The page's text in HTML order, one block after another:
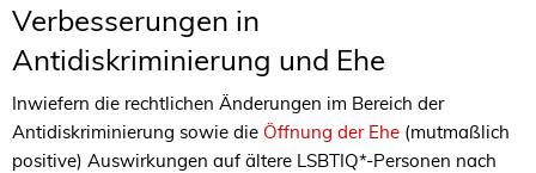
Verbesserungen in
Antidiskriminierung und Ehe
Inwiefern die rechtlichen Änderungen im Bereich der
Antidiskriminierung sowie die Öffnung der Ehe (mutmaßlich
positive) Auswirkungen auf ältere LSBTIQ*-Personen nach